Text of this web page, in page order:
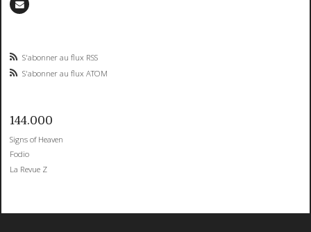
S'abonner au flux RSS
S'abonner au flux ATOM
144.000
Signs of Heaven
Fodio
La Revue Z